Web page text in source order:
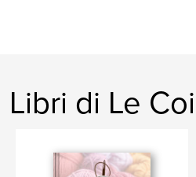
Libri di Le